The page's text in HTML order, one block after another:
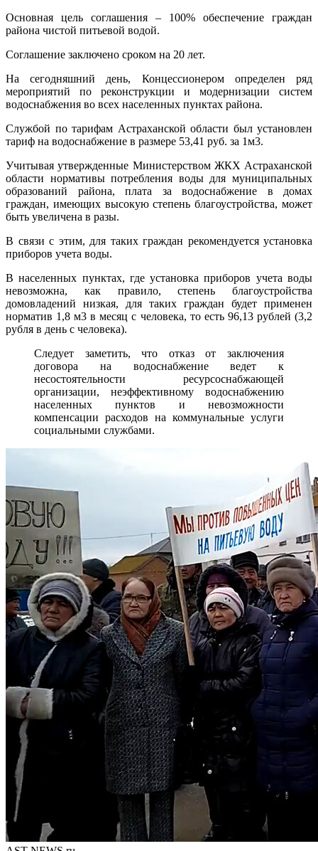
Основная цель соглашения – 100% обеспечение граждан
района чистой питьевой водой.
Соглашение заключено сроком на 20 лет.
На сегодняшний день, Концессионером определен ряд
мероприятий по реконструкции и модернизации систем
водоснабжения во всех населенных пунктах района.
Службой по тарифам Астраханской области был установлен
тариф на водоснабжение в размере 53,41 руб. за 1м3.
Учитывая утвержденные Министерством ЖКХ Астраханской
области нормативы потребления воды для муниципальных
образований района, плата за водоснабжение в домах
граждан, имеющих высокую степень благоустройства, может
быть увеличена в разы.
В связи с этим, для таких граждан рекомендуется установка
приборов учета воды.
В населенных пунктах, где установка приборов учета воды
невозможна, как правило, степень благоустройства
домовладений низкая, для таких граждан будет применен
норматив 1,8 м3 в месяц с человека, то есть 96,13 рублей (3,2
рубля в день с человека).
Следует заметить, что отказ от заключения
договора на водоснабжение ведет к
несостоятельности ресурсоснабжающей
организации, неэффективному водоснабжению
населенных пунктов и невозможности
компенсации расходов на коммунальные услуги
социальными службами.